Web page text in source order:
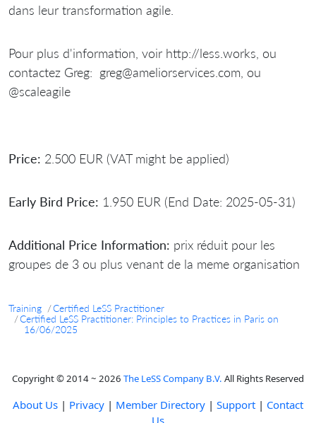
dans leur transformation agile.
Pour plus d'information, voir http://less.works, ou
contactez Greg: greg@ameliorservices.com, ou
@scaleagile
Price: 2.500 EUR (VAT might be applied)
Early Bird Price: 1.950 EUR (End Date: 2025-05-31)
Additional Price Information: prix réduit pour les
groupes de 3 ou plus venant de la meme organisation
Training
Certified LeSS Practitioner
Certified LeSS Practitioner: Principles to Practices in Paris on
16/06/2025
Copyright © 2014 ~ 2026 The LeSS Company B.V. All Rights Reserved
About Us | Privacy | Member Directory | Support | Contact